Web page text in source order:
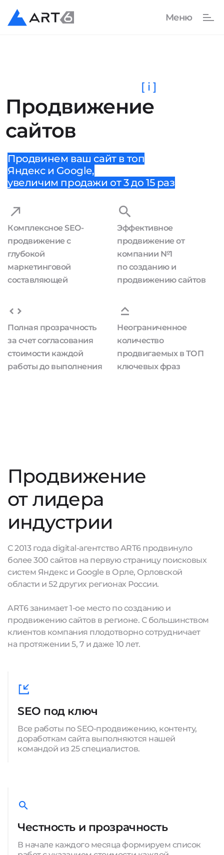
Продвижение
сайтов
[ i ]
Продвинем ваш сайт в топ
Яндекс и Google,
увеличим продажи от 3 до 15 раз
Комплексное SEO-
продвижение с
глубокой
маркетинговой
составляющей
Эффективное
продвижение от
компании №1
по созданию и
продвижению сайтов
Полная прозрачность
за счет согласования
стоимости каждой
работы до выполнения
Неограниченное
количество
продвигаемых в ТОП
ключевых фраз
Продвижение
от лидера
индустрии
С 2013 года digital-агентство ART6 продвинуло
более 300 сайтов на первую страницу поисковых
систем Яндекс и Google в Орле, Орловской
области и 52 других регионах России.
ART6 занимает 1-ое место по созданию и
продвижению сайтов в регионе. С большинством
клиентов компания плодотворно сотрудничает
на протяжении 5, 7 и даже 10 лет.
SEO под ключ
Все работы по SEO-продвижению, контенту,
доработкам сайта выполняются нашей
командой из 25 специалистов.
Честность и прозрачность
В начале каждого месяца формируем список